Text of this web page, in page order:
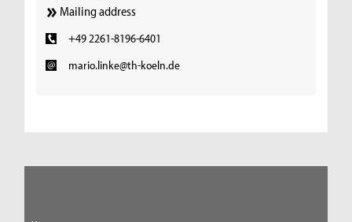
Mailing address
+49 2261-8196-6401
mario.linke@th-koeln.de